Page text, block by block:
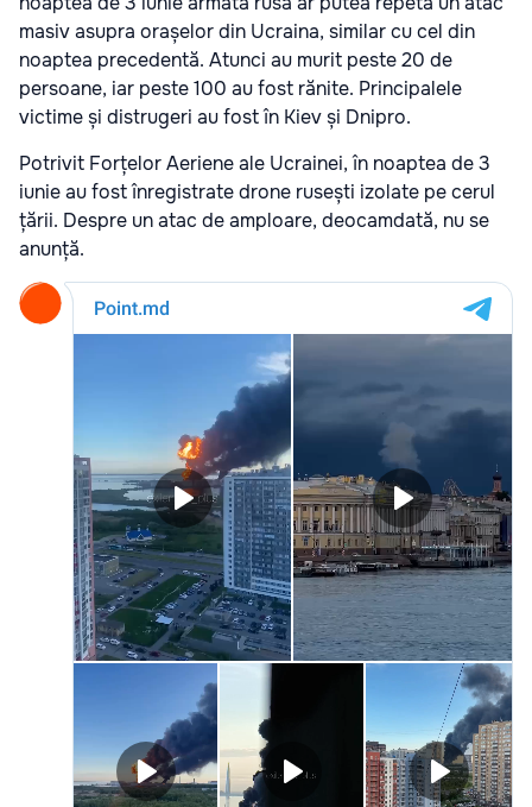
masiv asupra orașelor din Ucraina, similar cu cel din
noaptea precedentă. Atunci au murit peste 20 de
persoane, iar peste 100 au fost rănite. Principalele
victime și distrugeri au fost în Kiev și Dnipro.
Potrivit Forțelor Aeriene ale Ucrainei, în noaptea de 3
iunie au fost înregistrate drone rusești izolate pe cerul
țării. Despre un atac de amploare, deocamdată, nu se
anunță.